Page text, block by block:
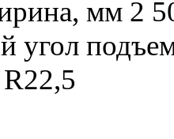
мм 2